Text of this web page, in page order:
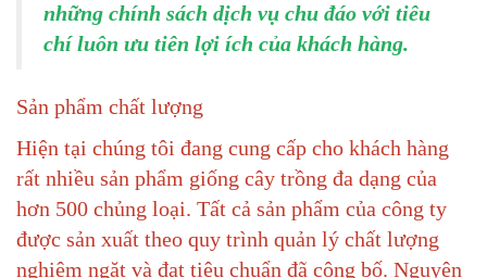
những chính sách dịch vụ chu đáo với tiêu
chí luôn ưu tiên lợi ích của khách hàng.
Sản phẩm chất lượng
Hiện tại chúng tôi đang cung cấp cho khách hàng
rất nhiều sản phẩm giống cây trồng đa dạng của
hơn 500 chủng loại. Tất cả sản phẩm của công ty
được sản xuất theo quy trình quản lý chất lượng
nghiêm ngặt và đạt tiêu chuẩn đã công bố. Nguyên